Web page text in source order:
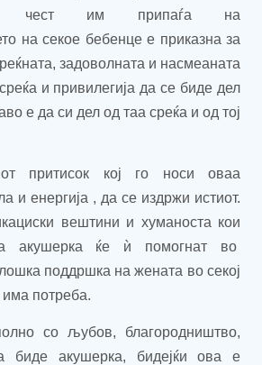
и чест им припаѓа на
на секое бебенце е приказна за
задоволната и насмеаната
и привилегија да се биде дел
е да си дел од таа среќа и од тој
притисок кој го носи оваа
и енергија , да се издржи истиот.
вештини и хуманоста кои
акушерка ќе ѝ помогнат во
поддршка на жената во секој
има потреба.
со љубов, благородништво,
биде акушерка, бидејќи ова е